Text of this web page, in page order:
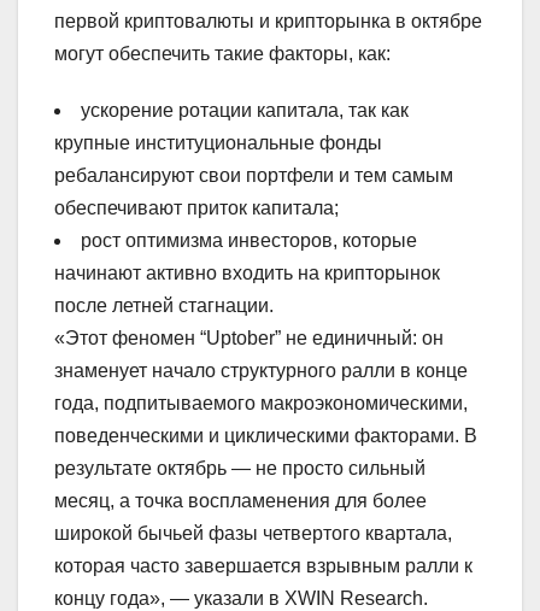
первой криптовалюты и крипторынка в октябре
могут обеспечить такие факторы, как:
ускорение ротации капитала, так как
крупные институциональные фонды
ребалансируют свои портфели и тем самым
обеспечивают приток капитала;
рост оптимизма инвесторов, которые
начинают активно входить на крипторынок
после летней стагнации.
«Этот феномен “Uptober” не единичный: он
знаменует начало структурного ралли в конце
года, подпитываемого макроэкономическими,
поведенческими и циклическими факторами. В
результате октябрь — не просто сильный
месяц, а точка воспламенения для более
широкой бычьей фазы четвертого квартала,
которая часто завершается взрывным ралли к
концу года», — указали в XWIN Research.